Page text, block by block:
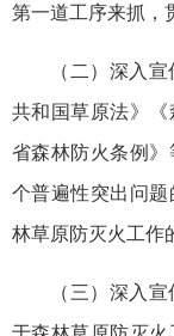
第一道工序来抓，
（二）深入
共和国草原法》
省森林防火条例
个普遍性突出问
林草原防灭火工作
（三）深入